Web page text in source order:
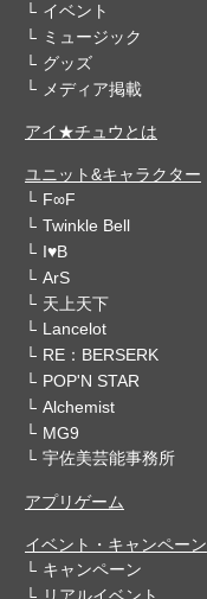
イベント
ミュージック
グッズ
メディア掲載
アイ★チュウとは
ユニット&キャラクター
F∞F
Twinkle Bell
I♥B
ArS
天上天下
Lancelot
RE：BERSERK
POP'N STAR
Alchemist
MG9
宇佐美芸能事務所
アプリゲーム
イベント・キャンペーン
キャンペーン